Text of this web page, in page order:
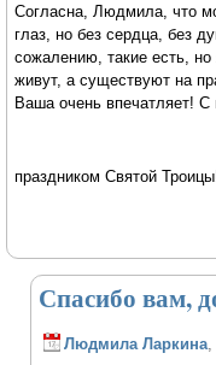
Согласна, Людмила, что
глаз, но без сердца, без
сожалению, такие есть,
живут, а существуют на
Ваша очень впечатляет!
праздником Святой
Спасибо вам,
Людмила Ларкина